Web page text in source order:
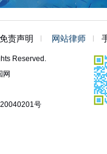
免责声明 网站律师
Reserved.
网
号